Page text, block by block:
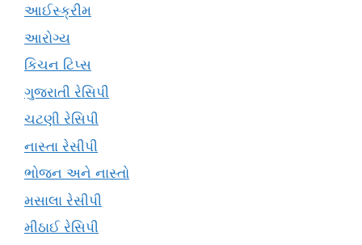
આઈસ્ક્રીમ
આરોગ્ય
કિચન ટિપ્સ
ગુજરાતી રેસિપી
ચટણી રેસિપી
નાસ્તા રેસીપી
ભોજન અને નાસ્તો
મસાલા રેસીપી
મીઠાઈ રેસિપી